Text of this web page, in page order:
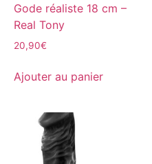
Gode réaliste 18 cm –
Real Tony
20,90€
Ajouter au panier